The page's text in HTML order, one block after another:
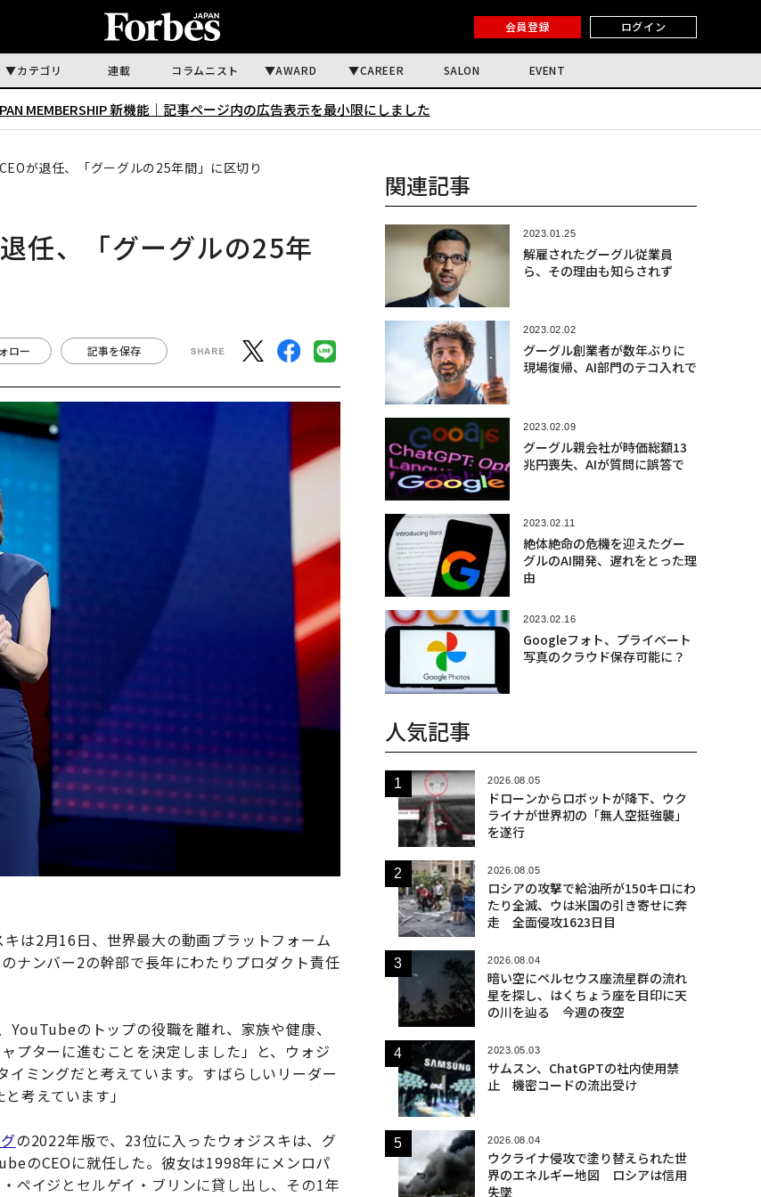
会員登録 ログイン
カテゴリ 連載 コラムニスト AWARD CAREER SALON EVENT
MEMBERSHIP 新機能｜ 記事ページ内の広告表示を最小限にしました
が退任、「グーグルの25年間」に区切り
任、「グーグルの25年
ロー 記事を保存
は2月16日、世界最大の動画プラットフォーム
ナンバー2の幹部で長年にわたりプロダクト責任
のトップの役職を離れ、家族や健康、
プターに進むことを決定しました」と、ウォジ
ミングだと考えています。すばらしいリーダー
考えています」
の2022年版で、23位に入ったウォジスキは、グ
のCEOに就任した。彼女は1998年にメンロパ
ペイジとセルゲイ・ブリンに貸し出し、その1年
関連記事
2023.01.25
解雇されたグーグル従業員
ら、その理由も知らされず
2023.02.02
グーグル創業者が数年ぶりに
現場復帰、AI部門のテコ入れで
2023.02.09
グーグル親会社が時価総額13
兆円喪失、AIが質問に誤答で
2023.02.11
絶体絶命の危機を迎えたグー
グルのAI開発、遅れをとった理
由
2023.02.16
Googleフォト、プライベート
写真のクラウド保存可能に？
人気記事
2026.08.05
ドローンからロボットが降下、ウク
ライナが世界初の「無人空挺強襲」
を遂行
2026.08.05
ロシアの攻撃で給油所が150キロにわ
たり全滅、ウは米国の引き寄せに奔
走 全面侵攻1623日目
2026.08.04
暗い空にペルセウス座流星群の流れ
星を探し、はくちょう座を目印に天
の川を辿る 今週の夜空
2023.05.03
サムスン、ChatGPTの社内使用禁
止 機密コードの流出受け
2026.08.04
ウクライナ侵攻で塗り替えられた世
界のエネルギー地図 ロシアは信用
失墜